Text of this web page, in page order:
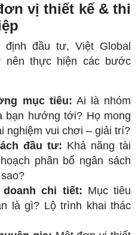
vị thiết kế & thi
đầu tư, Việt Global
nên thực hiện các bước
mục tiêu: Ai là nhóm
bạn hướng tới? Họ mong
nghiệm vui chơi – giải trí?
đầu tư: Khả năng tài
phân bổ ngân sách
chi tiết: Mục tiêu
là gì? Lộ trình khai thác